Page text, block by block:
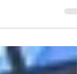
desarrollo de la...